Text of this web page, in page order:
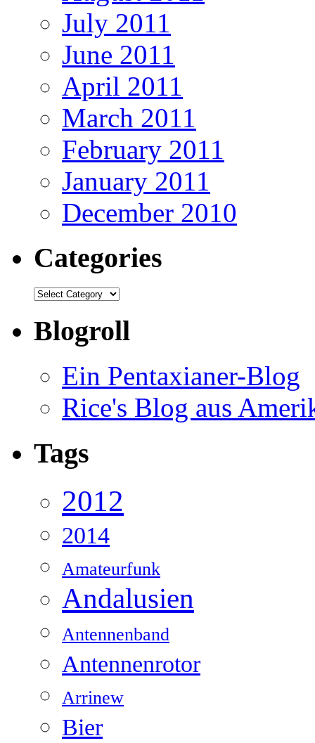
July 2011
June 2011
April 2011
March 2011
February 2011
January 2011
December 2010
Categories
Categories
Blogroll
Ein Pentaxianer-Blog
Rice's Blog aus
Tags
2012
2014
Amateurfunk
Andalusien
Antennenband
Antennenrotor
Arrinew
Bier